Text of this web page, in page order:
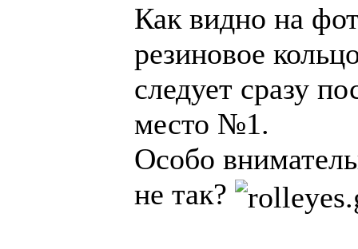
Как видно на
резиновое
следует сразу
место №1.
Особо
не так?